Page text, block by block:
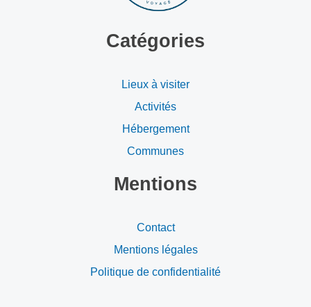
Catégories
Lieux à visiter
Activités
Hébergement
Communes
Mentions
Contact
Mentions légales
Politique de confidentialité